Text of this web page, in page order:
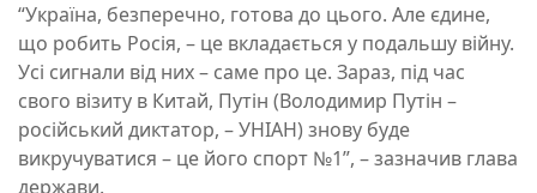
“Україна, безперечно, готова до цього. Але єдине,
що робить Росія, – це вкладається у подальшу війну.
Усі сигнали від них – саме про це. Зараз, під час
свого візиту в Китай, Путін (Володимир Путін –
російський диктатор, – УНІАН) знову буде
викручуватися – це його спорт №1”, – зазначив глава
держави.